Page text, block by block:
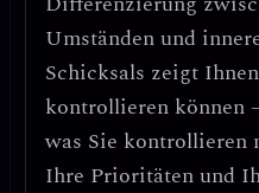
Umständen und
Schicksals zeigt
kontrollieren können
was Sie kontrollieren
Ihre Prioritäten und